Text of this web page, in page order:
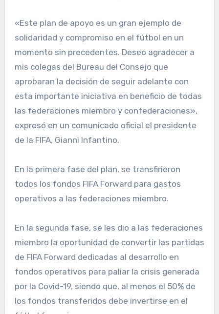
«Este plan de apoyo es un gran ejemplo de
solidaridad y compromiso en el fútbol en un
momento sin precedentes. Deseo agradecer a
mis colegas del Bureau del Consejo que
aprobaran la decisión de seguir adelante con
esta importante iniciativa en beneficio de todas
las federaciones miembro y confederaciones»,
expresó en un comunicado oficial el presidente
de la FIFA, Gianni Infantino.
En la primera fase del plan, se transfirieron
todos los fondos FIFA Forward para gastos
operativos a las federaciones miembro.
En la segunda fase, se les dio a las federaciones
miembro la oportunidad de convertir las partidas
de FIFA Forward dedicadas al desarrollo en
fondos operativos para paliar la crisis generada
por la Covid-19, siendo que, al menos el 50% de
los fondos transferidos debe invertirse en el